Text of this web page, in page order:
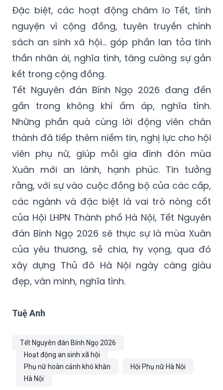
Đặc biệt, các hoạt động chăm lo Tết, tình
nguyện vì cộng đồng, tuyên truyền chính
sách an sinh xã hội… góp phần lan tỏa tinh
thần nhân ái, nghĩa tình, tăng cường sự gắn
kết trong cộng đồng.
Tết Nguyên đán Bính Ngọ 2026 đang đến
gần trong không khí ấm áp, nghĩa tình.
Những phần quà cùng lời động viên chân
thành đã tiếp thêm niềm tin, nghị lực cho hội
viên phụ nữ, giúp mỗi gia đình đón mùa
Xuân mới an lành, hạnh phúc. Tin tưởng
rằng, với sự vào cuộc đồng bộ của các cấp,
các ngành và đặc biệt là vai trò nòng cốt
của Hội LHPN Thành phố Hà Nội, Tết Nguyên
đán Bính Ngọ 2026 sẽ thực sự là mùa Xuân
của yêu thương, sẻ chia, hy vọng, qua đó
xây dựng Thủ đô Hà Nội ngày càng giàu
đẹp, văn minh, nghĩa tình.
Tuệ Anh
Tết Nguyên đán Bính Ngọ 2026
Hoạt động an sinh xã hội
Phụ nữ hoàn cảnh khó khăn
Hội Phụ nữ Hà Nội
Hà Nội